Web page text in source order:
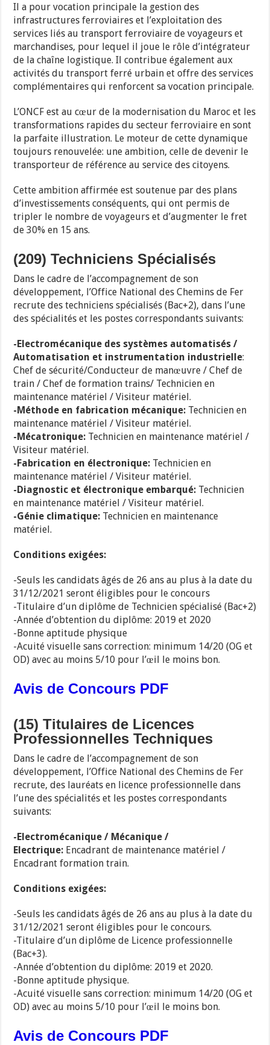
Il a pour vocation principale la gestion des
infrastructures ferroviaires et l’exploitation des
services liés au transport ferroviaire de voyageurs et
marchandises, pour lequel il joue le rôle d’intégrateur
de la chaîne logistique. Il contribue également aux
activités du transport ferré urbain et offre des services
complémentaires qui renforcent sa vocation principale.
L’ONCF est au cœur de la modernisation du Maroc et les
transformations rapides du secteur ferroviaire en sont
la parfaite illustration. Le moteur de cette dynamique
toujours renouvelée: une ambition, celle de devenir le
transporteur de référence au service des citoyens.
Cette ambition affirmée est soutenue par des plans
d’investissements conséquents, qui ont permis de
tripler le nombre de voyageurs et d’augmenter le fret
de 30% en 15 ans.
(209) Techniciens Spécialisés
Dans le cadre de l’accompagnement de son
développement, l’Office National des Chemins de Fer
recrute des techniciens spécialisés (Bac+2), dans l’une
des spécialités et les postes correspondants suivants:
-Electromécanique des systèmes automatisés /
Automatisation et instrumentation industrielle:
Chef de sécurité/Conducteur de manœuvre / Chef de
train / Chef de formation trains/ Technicien en
maintenance matériel / Visiteur matériel.
-Méthode en fabrication mécanique: Technicien en
maintenance matériel / Visiteur matériel.
-Mécatronique: Technicien en maintenance matériel /
Visiteur matériel.
-Fabrication en électronique: Technicien en
maintenance matériel / Visiteur matériel.
-Diagnostic et électronique embarqué: Technicien
en maintenance matériel / Visiteur matériel.
-Génie climatique: Technicien en maintenance
matériel.
Conditions exigées:
-Seuls les candidats âgés de 26 ans au plus à la date du
31/12/2021 seront éligibles pour le concours
-Titulaire d’un diplôme de Technicien spécialisé (Bac+2)
-Année d’obtention du diplôme: 2019 et 2020
-Bonne aptitude physique
-Acuité visuelle sans correction: minimum 14/20 (OG et
OD) avec au moins 5/10 pour l’œil le moins bon.
Avis de Concours PDF
(15) Titulaires de Licences
Professionnelles Techniques
Dans le cadre de l’accompagnement de son
développement, l’Office National des Chemins de Fer
recrute, des lauréats en licence professionnelle dans
l’une des spécialités et les postes correspondants
suivants:
-Electromécanique / Mécanique /
Electrique: Encadrant de maintenance matériel /
Encadrant formation train.
Conditions exigées:
-Seuls les candidats âgés de 26 ans au plus à la date du
31/12/2021 seront éligibles pour le concours.
-Titulaire d’un diplôme de Licence professionnelle
(Bac+3).
-Année d’obtention du diplôme: 2019 et 2020.
-Bonne aptitude physique.
-Acuité visuelle sans correction: minimum 14/20 (OG et
OD) avec au moins 5/10 pour l’œil le moins bon.
Avis de Concours PDF